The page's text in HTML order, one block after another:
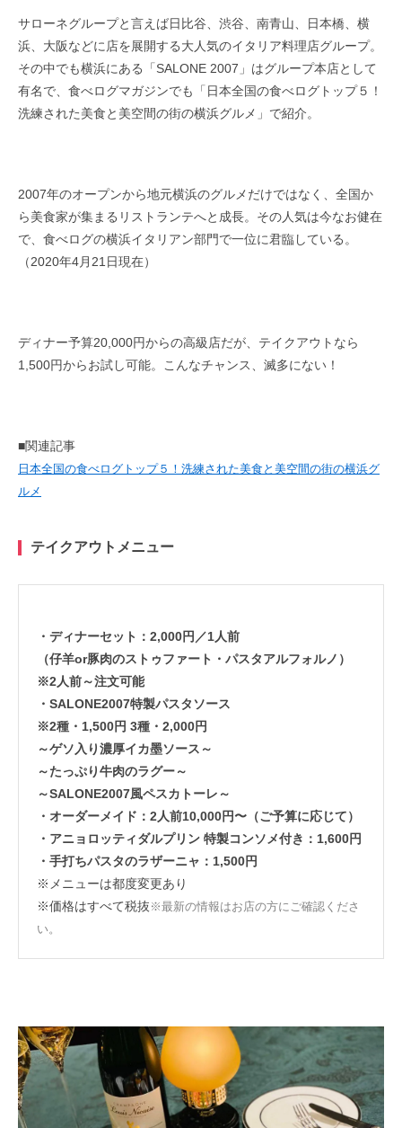
サローネグループと言えば日比谷、渋谷、南青山、日本橋、横
浜、大阪などに店を展開する大人気のイタリア料理店グループ。
その中でも横浜にある「SALONE 2007」はグループ本店として
有名で、食べログマガジンでも「日本全国の食べログトップ５！
洗練された美食と美空間の街の横浜グルメ」で紹介。
2007年のオープンから地元横浜のグルメだけではなく、全国か
ら美食家が集まるリストランテへと成長。その人気は今なお健在
で、食べログの横浜イタリアン部門で一位に君臨している。
（2020年4月21日現在）
ディナー予算20,000円からの高級店だが、テイクアウトなら
1,500円からお試し可能。こんなチャンス、滅多にない！
■関連記事
日本全国の食べログトップ５！洗練された美食と美空間の街の横浜グ
ルメ
テイクアウトメニュー
・ディナーセット：2,000円／1人前
（仔羊or豚肉のストゥファート・パスタアルフォルノ）
※2人前～注文可能
・SALONE2007特製パスタソース
※2種・1,500円 3種・2,000円
～ゲソ入り濃厚イカ墨ソース～
～たっぷり牛肉のラグー～
～SALONE2007風ペスカトーレ～
・オーダーメイド：2人前10,000円〜（ご予算に応じて）
・アニョロッティダルプリン 特製コンソメ付き：1,600円
・手打ちパスタのラザーニャ：1,500円
※メニューは都度変更あり
※価格はすべて税抜 ※最新の情報はお店の方にご確認くださ
い。